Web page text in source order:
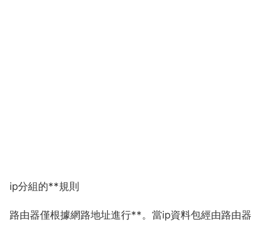
ip分組的**規則
路由器僅根據網路地址進行**。當ip資料包經由路由器